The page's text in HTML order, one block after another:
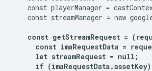
const playerManager =
const streamManager = new
const getStreamRequest =
const imaRequestData =
      let streamRequest = null;
if (imaRequestData.assetKey)